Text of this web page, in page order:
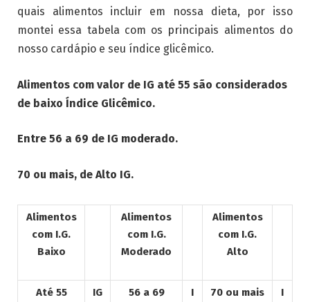
quais alimentos incluir em nossa dieta, por isso
montei essa tabela com os principais alimentos do
nosso cardápio e seu índice glicêmico.
Alimentos com valor de IG até 55 são considerados
de baixo Índice Glicêmico.
Entre 56 a 69 de IG moderado.
70 ou mais, de Alto IG.
Alimentos
com I.G.
Baixo
Alimentos
com I.G.
Moderado
Alimentos
com I.G.
Alto
Até 55 IG 56 a 69
I
70 ou mais
I